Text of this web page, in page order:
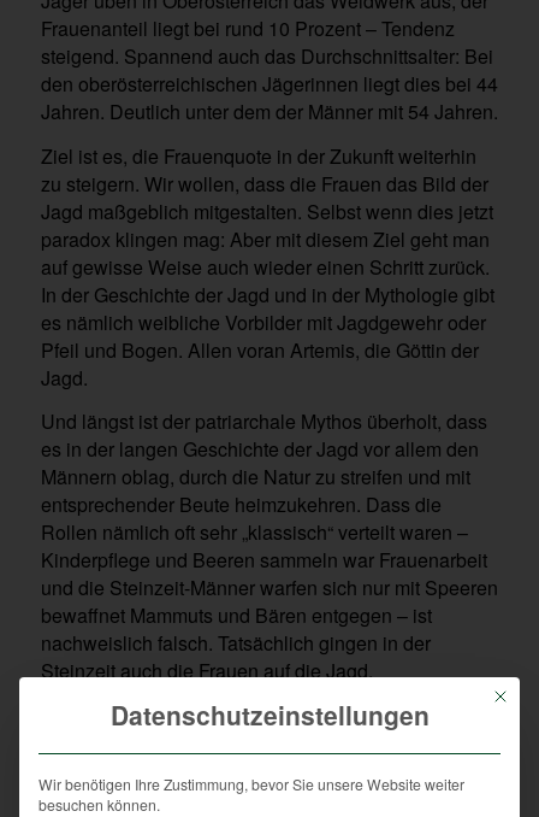
Frauenanteil liegt bei rund 10 Prozent – Tendenz
steigend. Spannend auch das Durchschnittsalter: Bei
den oberösterreichischen Jägerinnen liegt dies bei 44
Jahren. Deutlich unter dem der Männer mit 54 Jahren.
Ziel ist es, die Frauenquote in der Zukunft weiterhin
zu steigern. Wir wollen, dass die Frauen das Bild der
Jagd maßgeblich mitgestalten. Selbst wenn dies jetzt
paradox klingen mag: Aber mit diesem Ziel geht man
auf gewisse Weise auch wieder einen Schritt zurück.
In der Geschichte der Jagd und in der Mythologie gibt
es nämlich weibliche Vorbilder mit Jagdgewehr oder
Pfeil und Bogen. Allen voran Artemis, die Göttin der
Jagd.
Und längst ist der patriarchale Mythos überholt, dass
es in der langen Geschichte der Jagd vor allem den
Männern oblag, durch die Natur zu streifen und mit
entsprechender Beute heimzukehren. Dass die
Rollen nämlich oft sehr „klassisch“ verteilt waren –
Kinderpflege und Beeren sammeln war Frauenarbeit
und die Steinzeit-Männer warfen sich nur mit Speeren
bewaffnet Mammuts und Bären entgegen – ist
nachweislich falsch. Tatsächlich gingen in der
Steinzeit auch die Frauen auf die Jagd.
In vielen Revieren sind damit Frauen heute ein
auch moderneren Image der Jagd bei.
Mit
Datenschutzeinstellungen
Wir benötigen Ihre Zustimmung, bevor Sie unsere Website weiter
besuchen können.